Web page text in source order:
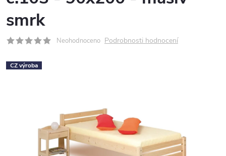
smrk
Neohodnoceno Podrobnosti hodnocení
CZ výroba